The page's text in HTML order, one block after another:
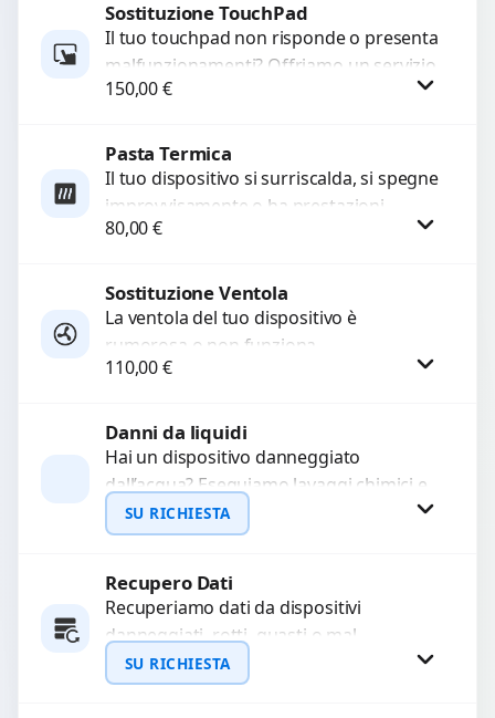
Procedi
Sostituzione TouchPad
Il tuo touchpad non risponde o presenta
malfunzionamenti? Offriamo un servizio
di sostituzione professionale utilizzando
150,00€
Procedi
Pasta Termica
Il tuo dispositivo si surriscalda, si spegne
improvvisamente o ha prestazioni
rallentate a causa di polvere o pasta
80,00€
Procedi
Sostituzione Ventola
La ventola del tuo dispositivo è
rumorosa o non funziona
correttamente? Offriamo la sostituzione
garantiti...
110,00€
Procedi
Danni da liquidi
Hai un dispositivo danneggiato
dall’acqua? Eseguiamo lavaggi chimici e
pulizia agli ultrasuoni per rimuovere
ossidazioni, ripristinare i circuiti e
SU RICHIESTA
Richiedi Preventivo
WhatsApp
Recupero Dati
Recuperiamo dati da dispositivi
danneggiati, rotti, guasti o mal
funzionanti. Utilizziamo strumenti
avanzati per recuperare file importanti
SU RICHIESTA